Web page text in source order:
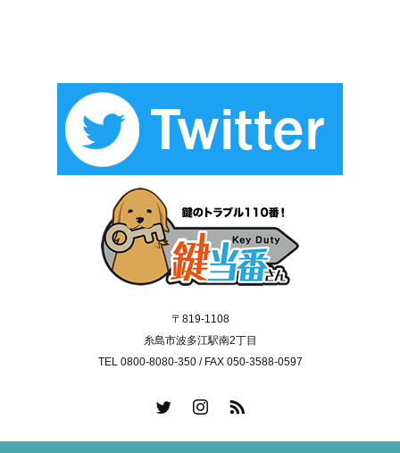
〒819-1108
糸島市波多江駅南2丁目
TEL 0800-8080-350 / FAX 050-3588-0597